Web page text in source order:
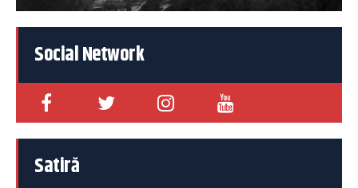
Social Network
Satiră